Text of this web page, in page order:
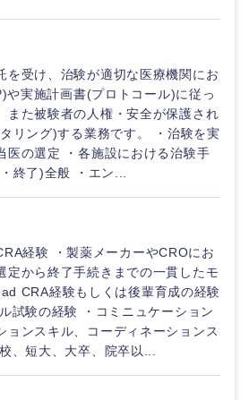
M&A・事業投資
経営企画
サービス・制作、ゲーム
）
導体
属
アパレル・消費財
流
栃木県
東京都
を入力ください
第二新卒
業
英語を活かす
海外勤務あり
を受け、治験が適切な医療機関にお
や実施計画書(プロトコール)に従っ
また被験者の人権・安全が保護され
リング)する業務です。 ・治験を実
医の選定 ・各施設における治験手
終了)全般 ・エン...
経験 ・製薬メーカーやCROにお
定から終了手続きまでの一貫したモ
CRA経験もしくは後輩育成の経験
試験の経験 ・コミニュケーション
ョンスキル、コーディネーションス
、短大、大卒、院卒以...